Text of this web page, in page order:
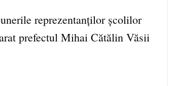
reprezentanților școlilor
prefectul Mihai Cătălin Văsii